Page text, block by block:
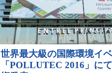
世界最大級の国際環境イ
「POLLUTEC 2016」に